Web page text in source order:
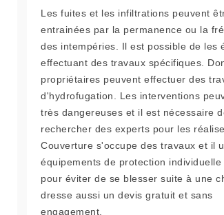
Les fuites et les infiltrations peuvent
entrainées par la permanence ou la
des intempéries. Il est possible de les
effectuant des travaux spécifiques.
propriétaires peuvent effectuer des
d'hydrofugation. Les interventions
très dangereuses et il est nécessaire
rechercher des experts pour les
Couverture s'occupe des travaux et il
équipements de protection individuelle
pour éviter de se blesser suite à une
dresse aussi un devis gratuit et sans
engagement.